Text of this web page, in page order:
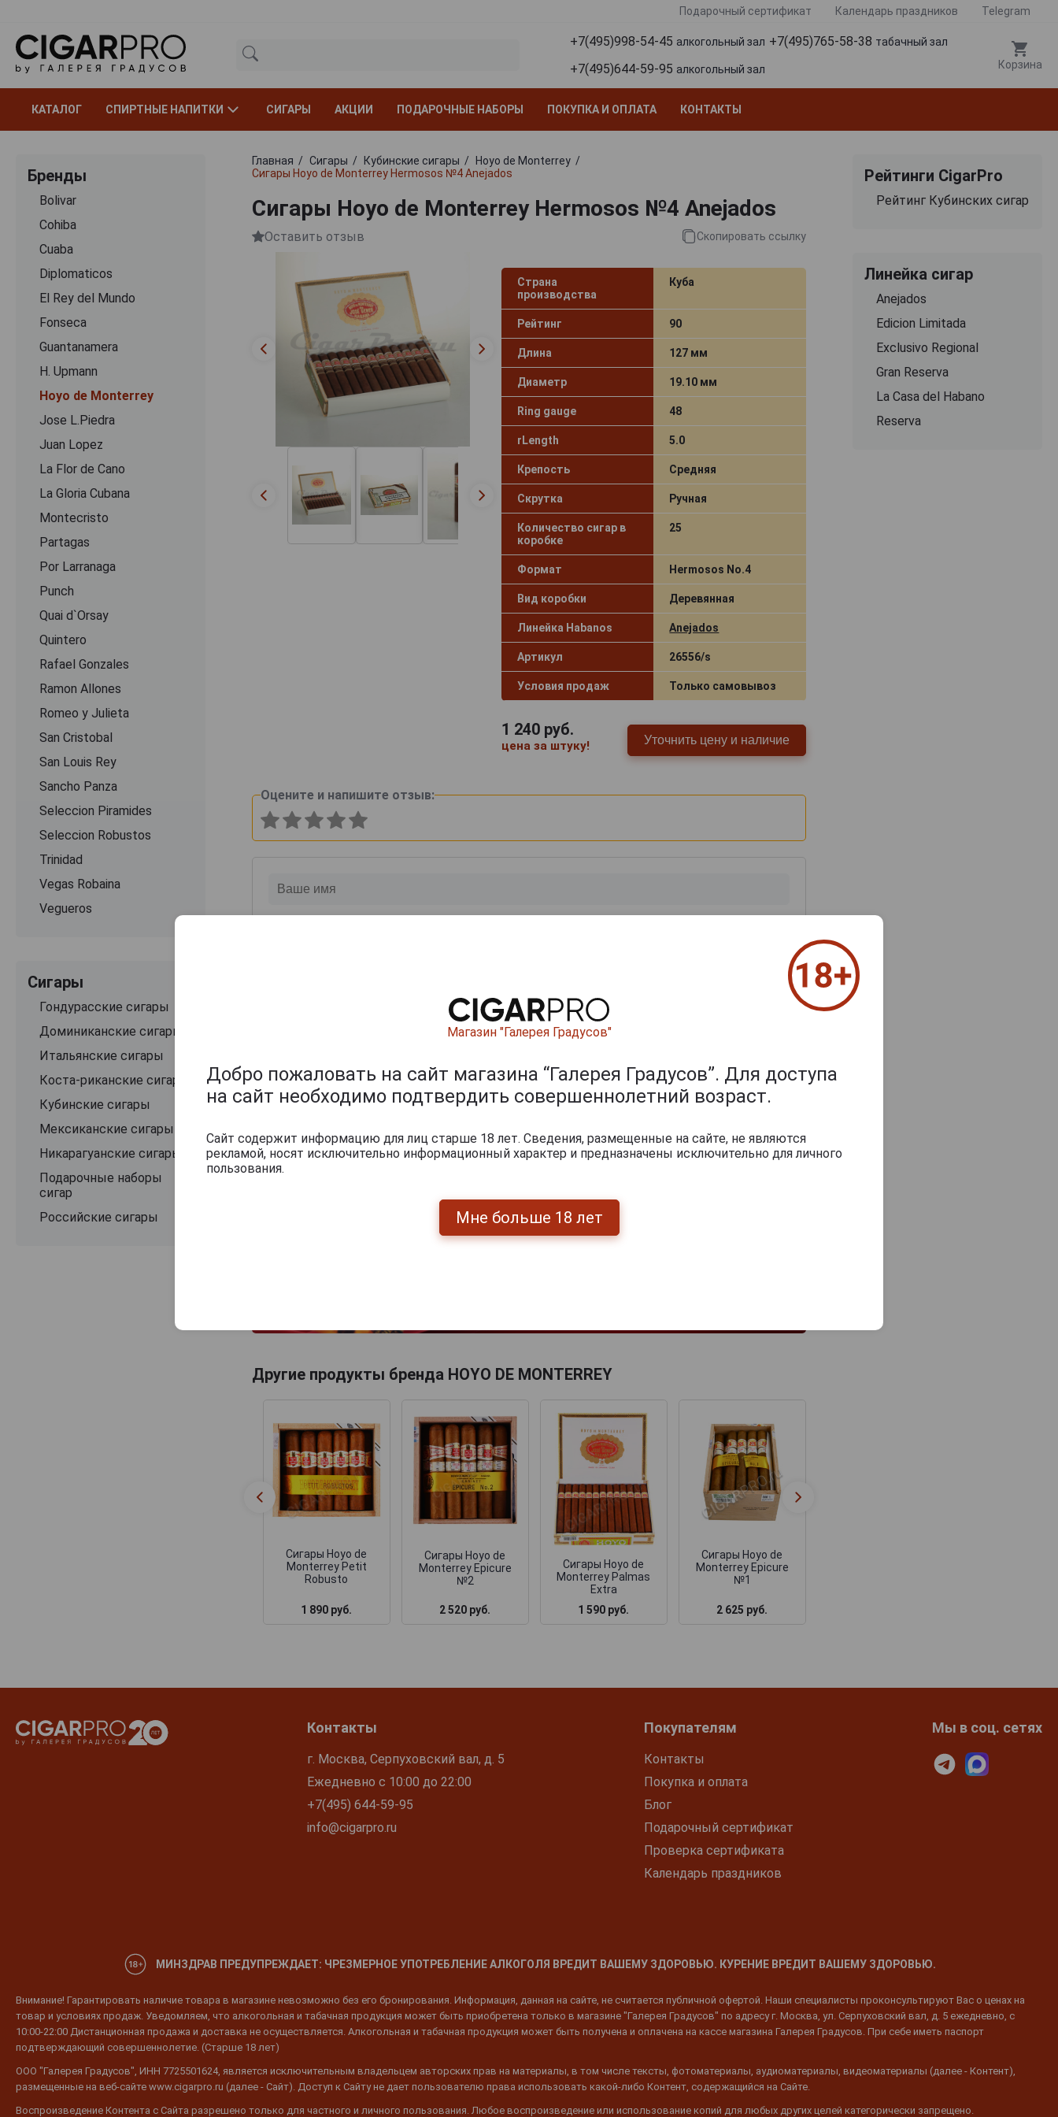
Подарочный сертификат Календарь праздников Telegram
+7(495)998-54-45 алкогольный зал +7(495)765-58-38 табачный зал
+7(495)644-59-95 алкогольный зал Корзина
КАТАЛОГ СПИРТНЫЕ НАПИТКИ СИГАРЫ АКЦИИ ПОДАРОЧНЫЕ НАБОРЫ ПОКУПКА И ОПЛАТА КОНТАКТЫ
Бренды
Bolivar
Cohiba
Cuaba
Diplomaticos
El Rey del Mundo
Fonseca
Guantanamera
H. Upmann
Hoyo de Monterrey
Jose L.Piedra
Juan Lopez
La Flor de Cano
La Gloria Cubana
Montecristo
Partagas
Por Larranaga
Punch
Quai d`Orsay
Quintero
Rafael Gonzales
Ramon Allones
Romeo y Julieta
San Cristobal
San Louis Rey
Sancho Panza
Seleccion Piramides
Seleccion Robustos
Trinidad
Vegas Robaina
Vegueros
Сигары
Гондурасские сигары
Доминиканские сигары
Итальянские сигары
Коста-риканские сигары
Кубинские сигары
Мексиканские сигары
Никарагуанские сигары
Подарочные наборы
сигар
Российские сигары
Главная Сигары Кубинские сигары
Hoyo de Monterrey
Сигары Hoyo de Monterrey Hermosos №4 Anejados
Сигары Hoyo de Monterrey Hermosos №4 Anejados
Оставить отзыв Скопировать ссылку
Страна
производства
Куба
Рейтинг 90
Длина 127 мм
Диаметр 19.10 мм
Ring gauge 48
rLength 5.0
Крепость Средняя
Скрутка Ручная
Количество сигар в
коробке
25
Формат Hermosos No.4
Вид коробки Деревянная
Линейка Habanos Anejados
Артикул 26556/s
Условия продаж Только самовывоз
1 240руб.
цена за штуку! Уточнить цену и наличие
Оцените и напишите отзыв:
Другие продукты бренда HOYO DE MONTERREY
Сигары Hoyo de
Monterrey Petit
Robusto
1 890 руб.
Сигары Hoyo de
Monterrey Epicure
№2
2 520 руб.
Сигары Hoyo de
Monterrey Palmas
Extra
1 590 руб.
Сигары Hoyo de
Monterrey Epicure
№1
2 625 руб.
Рейтинги CigarPro
Рейтинг Кубинских сигар
Линейка сигар
Anejados
Edicion Limitada
Exclusivo Regional
Gran Reserva
La Casa del Habano
Reserva
Контакты
г. Москва, Серпуховский вал, д. 5
Ежедневно с 10:00 до 22:00
+7(495) 644-59-95
info@cigarpro.ru
Покупателям
Контакты
Покупка и оплата
Блог
Подарочный сертификат
Проверка сертификата
Календарь праздников
Мы в соц. сетях
МИНЗДРАВ ПРЕДУПРЕЖДАЕТ: ЧРЕЗМЕРНОЕ УПОТРЕБЛЕНИЕ АЛКОГОЛЯ ВРЕДИТ ВАШЕМУ ЗДОРОВЬЮ. КУРЕНИЕ ВРЕДИТ ВАШЕМУ ЗДОРОВЬЮ.
Внимание! Гарантировать наличие товара в магазине невозможно без его бронирования. Информация, данная на сайте, не считается публичной офертой. Наши специалисты проконсультируют Вас о ценах на
товар и условиях продаж. Уведомляем, что алкогольная и табачная продукция может быть приобретена только в магазине "Галерея Градусов" по адресу г. Москва, ул. Серпуховский вал, д. 5 ежедневно, с
10:00-22:00 Дистанционная продажа и доставка не осуществляется. Алкогольная и табачная продукция может быть получена и оплачена на кассе магазина Галерея Градусов. При себе иметь паспорт
подтверждающий совершеннолетие. (Старше 18 лет)
ООО "Галерея Градусов", ИНН 7725501624, является исключительным владельцем авторских прав на материалы, в том числе тексты, фотоматериалы, аудиоматериалы, видеоматериалы (далее - Контент),
размещенные на веб-сайте www.cigarpro.ru (далее - Сайт). Доступ к Сайту не дает пользователю права использовать какой-либо Контент, содержащийся на Сайте.
Воспроизведение Контента с Сайта разрешено только для частного и личного пользования. Любое воспроизведение или использование копий для любых других целей категорически запрещено.
Магазин "Галерея Градусов"
Добро пожаловать на сайт магазина “Галерея Градусов”. Для доступа
на сайт необходимо подтвердить совершеннолетний возраст.
Сайт содержит информацию для лиц старше 18 лет. Сведения, размещенные на сайте, не являются
рекламой, носят исключительно информационный характер и предназначены исключительно для личного
пользования.
Мне больше 18 лет